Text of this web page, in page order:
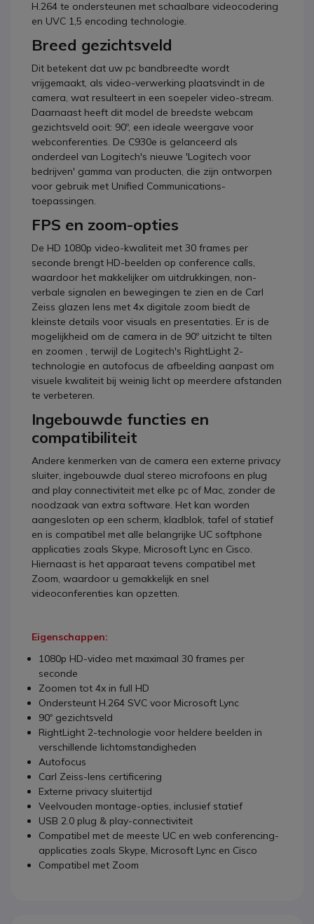
H.264 te ondersteunen met schaalbare videocodering
en UVC 1,5 encoding technologie.
Breed gezichtsveld
Dit betekent dat uw pc bandbreedte wordt
vrijgemaakt, als video-verwerking plaatsvindt in de
camera, wat resulteert in een soepeler video-stream.
Daarnaast heeft dit model de breedste webcam
gezichtsveld ooit: 90º, een ideale weergave voor
webconferenties. De C930e is gelanceerd als
onderdeel van Logitech's nieuwe 'Logitech voor
bedrijven' gamma van producten, die zijn ontworpen
voor gebruik met Unified Communications-
toepassingen.
FPS en zoom-opties
De HD 1080p video-kwaliteit met 30 frames per
seconde brengt HD-beelden op conference calls,
waardoor het makkelijker om uitdrukkingen, non-
verbale signalen en bewegingen te zien en de Carl
Zeiss glazen lens met 4x digitale zoom biedt de
kleinste details voor visuals en presentaties. Er is de
mogelijkheid om de camera in de 90º uitzicht te tilten
en zoomen , terwijl de Logitech's RightLight 2-
technologie en autofocus de afbeelding aanpast om
visuele kwaliteit bij weinig licht op meerdere afstanden
te verbeteren.
Ingebouwde functies en
compatibiliteit
Andere kenmerken van de camera een externe privacy
sluiter, ingebouwde dual stereo microfoons en plug
and play connectiviteit met elke pc of Mac, zonder de
noodzaak van extra software. Het kan worden
aangesloten op een scherm, kladblok, tafel of statief
en is compatibel met alle belangrijke UC softphone
applicaties zoals Skype, Microsoft Lync en Cisco.
Hiernaast is het apparaat tevens compatibel met
Zoom, waardoor u gemakkelijk en snel
videoconferenties kan opzetten.
Eigenschappen:
1080p HD-video met maximaal 30 frames per
seconde
Zoomen tot 4x in full HD
Ondersteunt H.264 SVC voor Microsoft Lync
90º gezichtsveld
RightLight 2-technologie voor heldere beelden in
verschillende lichtomstandigheden
Autofocus
Carl Zeiss-lens certificering
Externe privacy sluitertijd
Veelvouden montage-opties, inclusief statief
USB 2.0 plug & play-connectiviteit
Compatibel met de meeste UC en web conferencing-
applicaties zoals Skype, Microsoft Lync en Cisco
Compatibel met Zoom